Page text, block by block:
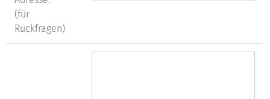
(für
Rückfragen)